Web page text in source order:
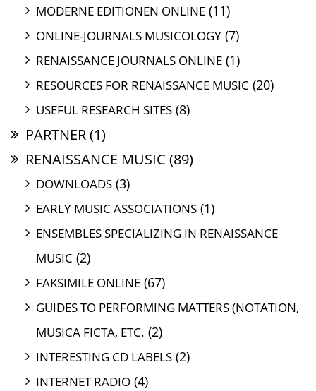
MODERNE EDITIONEN ONLINE (11)
ONLINE-JOURNALS MUSICOLOGY (7)
RENAISSANCE JOURNALS ONLINE (1)
RESOURCES FOR RENAISSANCE MUSIC (20)
USEFUL RESEARCH SITES (8)
PARTNER(1)
RENAISSANCE MUSIC (89)
DOWNLOADS (3)
EARLY MUSIC ASSOCIATIONS (1)
ENSEMBLES SPECIALIZING IN RENAISSANCE
MUSIC (2)
FAKSIMILE ONLINE (67)
GUIDES TO PERFORMING MATTERS (NOTATION,
MUSICA FICTA, ETC. (2)
INTERESTING CD LABELS (2)
INTERNET RADIO (4)